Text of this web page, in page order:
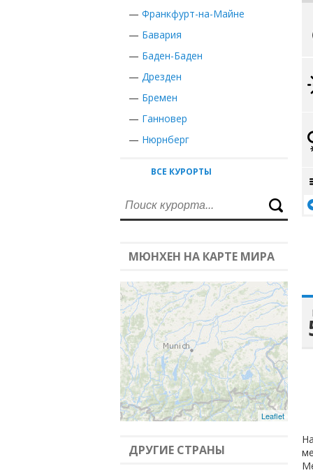
— Франкфурт-на-Майне
— Бавария
— Баден-Баден
— Дрезден
— Бремен
— Ганновер
— Нюрнберг
ВСЕ КУРОРТЫ
МЮНХЕН НА КАРТЕ МИРА
Leaflet
ДРУГИЕ СТРАНЫ